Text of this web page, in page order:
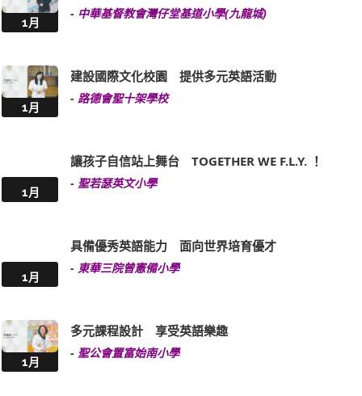
1月
- 中華基督教會灣仔堂基道小學(九龍城)
1月
建設國際文化校園 提供多元英語活動
- 路德會聖十架學校
1月
讓孩子自信站上舞台 TOGETHER WE F.L.Y. ！
- 聖若瑟英文小學
1月
具備優秀英語能力 面向世界培育優才
- 東華三院曾憲備小學
1月
多元課程設計 享受英語樂趣
- 聖公會置富始南小學